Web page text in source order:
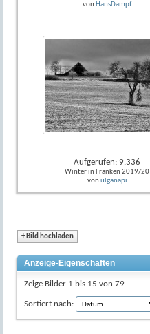
von HansDampf
Aufgerufen: 9.336
Winter in Franken 2019/20
von ulganapi
+Bild hochladen
Anzeige-Eigenschaften
Zeige Bilder 1 bis 15 von 79
Sortiert nach: